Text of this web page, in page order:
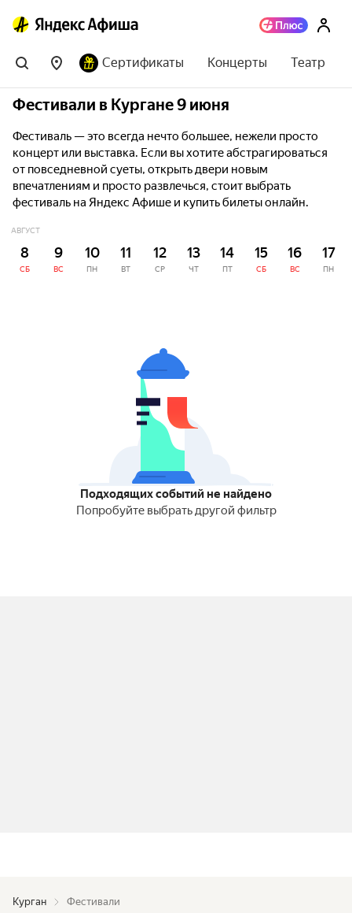
Сертификаты Концерты Театр
Фестивали в Кургане 9 июня
Фестиваль — это всегда нечто большее, нежели просто
концерт или выставка. Если вы хотите абстрагироваться
от повседневной суеты, открыть двери новым
впечатлениям и просто развлечься, стоит выбрать
фестиваль на Яндекс Афише и купить билеты онлайн.
АВГУСТ
8
СБ
9
ВС
10
ПН
11
ВТ
12
СР
13
ЧТ
14
ПТ
15
СБ
16
ВС
17
ПН
Подходящих событий не найдено
Попробуйте выбрать другой фильтр
Курган Фестивали